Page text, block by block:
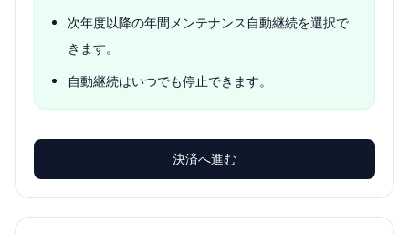
次年度以降の年間メンテナンス自動継続を選択で
きます。
自動継続はいつでも停止できます。
決済へ進む